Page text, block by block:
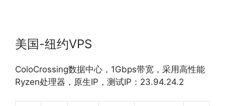
美国-纽约VPS
ColoCrossing数据中心，1Gbps带宽，采用高性能
Ryzen处理器，原生IP，测试IP：23.94.24.2